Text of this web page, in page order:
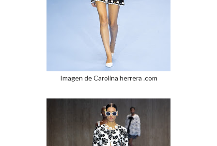
Imagen de Carolina herrera .com